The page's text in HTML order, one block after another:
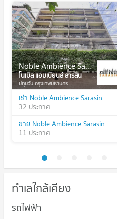
Noble Ambience Sarasin
โนเบิล แอมเบียนส์ สารสิน
ปทุมวัน กรุงเทพมหานคร
เช่า Noble Ambience Sarasin
32 ประกาศ
ขาย Noble Ambience Sarasin
11 ประกาศ
ทำเลใกล้เคียง
รถไฟฟ้า